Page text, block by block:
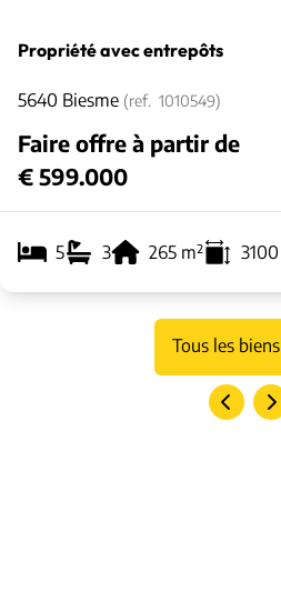
Propriété avec entrepôts
5640 Biesme (ref. 1010549)
Faire offre à partir de
€ 599.000
5 3 265 m² 3100
Tous les biens